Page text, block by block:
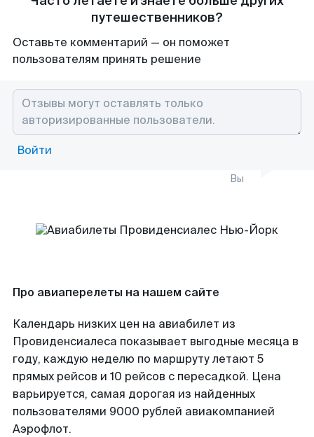
путешественников?
Оставьте комментарий — он поможет
пользователям принять решение
Войти
Вы
Про авиаперелеты на нашем сайте
Календарь низких цен на авиабилет из
Провиденсиалеса показывает выгодные месяца в
году, каждую неделю по маршруту летают 5
прямых рейсов и 10 рейсов с пересадкой. Цена
варьируется, самая дорогая из найденных
пользователями 9000 рублей авиакомпанией
Аэрофлот.